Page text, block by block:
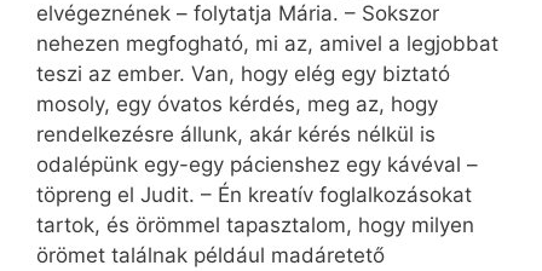
elvégeznének – folytatja Mária. – Sokszor
nehezen megfogható, mi az, amivel a legjobbat
teszi az ember. Van, hogy elég egy biztató
mosoly, egy óvatos kérdés, meg az, hogy
rendelkezésre állunk, akár kérés nélkül is
odalépünk egy-egy pácienshez egy kávéval –
töpreng el Judit. – Én kreatív foglalkozásokat
tartok, és örömmel tapasztalom, hogy milyen
örömet találnak például madáretető